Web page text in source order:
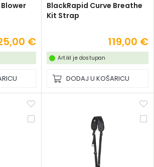
€
BlackRapid Curve Breathe
Kit Strap
119,00 €
Artikl je dostupan
DODAJ U KOŠARICU